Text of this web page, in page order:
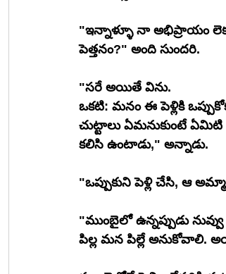
"ఇన్నాళ్ళూ నా అభిప్రాయం
పెత్తనం?" అంది సుందరి.
"సరే అయితే విను.
ఒకటి: మనం ఈ పెళ్లికి
చుట్టాలు ఏమనుకుంటే
కలిసి ఉంటాడు," అన్నాడు.
"ఒప్పుకుని పెళ్లి చేసి, ఆ
"ముంబైలో ఉన్నప్పుడు నువ్వు తిన్న హోటల్‌లో వంటవాళ్ళు మన కులం
పిల్ల మన పిల్లే అనుకోవాలి.